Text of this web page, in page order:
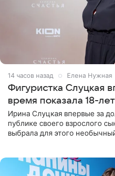
14 часов назад Елена Нужная
Фигуристка Слуцкая
время показала 18-
Ирина Слуцкая впервые за
публике своего взрослого
выбрала для этого